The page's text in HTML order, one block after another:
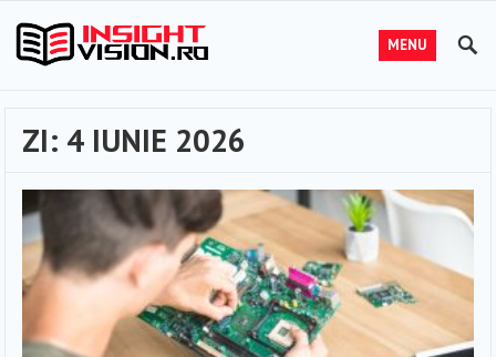
MENU
ZI: 4 IUNIE 2026